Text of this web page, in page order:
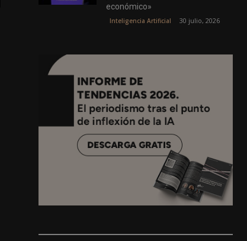
económico»
Inteligencia Artificial 30 julio, 2026